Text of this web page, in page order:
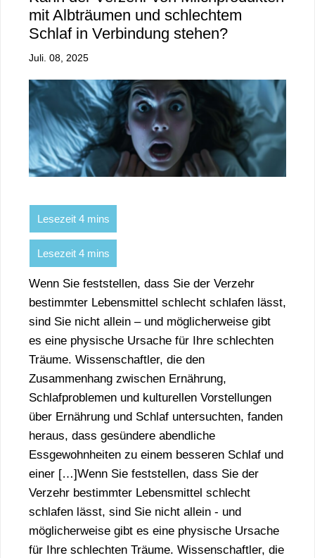
mit Albträumen und schlechtem
Schlaf in Verbindung stehen?
Juli. 08, 2025
Wenn Sie feststellen, dass Sie der Verzehr
bestimmter Lebensmittel schlecht schlafen lässt,
sind Sie nicht allein – und möglicherweise gibt
es eine physische Ursache für Ihre schlechten
Träume. Wissenschaftler, die den
Zusammenhang zwischen Ernährung,
Schlafproblemen und kulturellen Vorstellungen
über Ernährung und Schlaf untersuchten, fanden
heraus, dass gesündere abendliche
Essgewohnheiten zu einem besseren Schlaf und
einer […]Wenn Sie feststellen, dass Sie der
Verzehr bestimmter Lebensmittel schlecht
schlafen lässt, sind Sie nicht allein - und
möglicherweise gibt es eine physische Ursache
für Ihre schlechten Träume. Wissenschaftler, die